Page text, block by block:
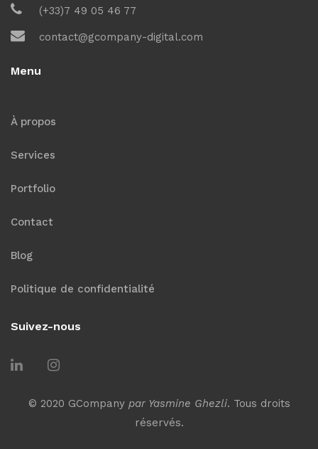
(+33)7 49 05 46 77
contact@gcompany-digital.com
Menu
À propos
Services
Portfolio
Contact
Blog
Politique de confidentialité
Suivez-nous
© 2020 GCompany par Yasmine Ghezli. Tous droits
réservés.